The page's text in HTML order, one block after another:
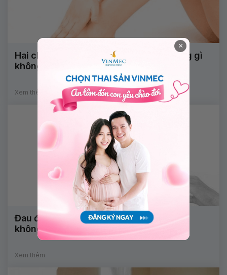
Hai chân đi đứng khó khăn có ảnh hưởng gì
không?
Xem thêm
Đau đầu khó chịu đã uống thuốc nhưng
không đỡ phải làm thế nào?
Xem thêm
×